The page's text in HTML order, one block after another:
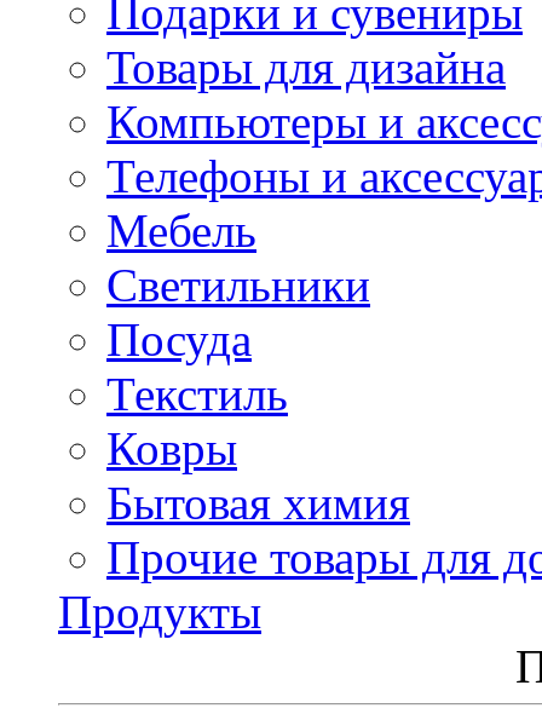
Подарки и сувениры
Товары для дизайна
Компьютеры и
Телефоны и
Мебель
Светильники
Посуда
Текстиль
Ковры
Бытовая химия
Прочие товары для
Продукты